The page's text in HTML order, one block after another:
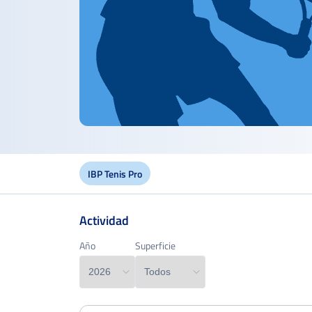
IBP Tenis Pro
Edad
Año Superficie
Actividad
Año Superficie